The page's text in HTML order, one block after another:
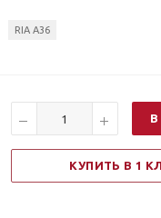
RIA A36
КУПИТЬ В 1